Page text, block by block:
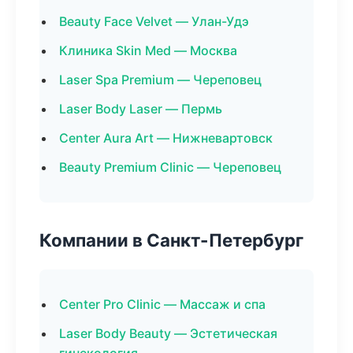
Beauty Face Velvet — Улан-Удэ
Клиника Skin Med — Москва
Laser Spa Premium — Череповец
Laser Body Laser — Пермь
Center Aura Art — Нижневартовск
Beauty Premium Clinic — Череповец
Компании в Санкт-Петербург
Center Pro Clinic — Массаж и спа
Laser Body Beauty — Эстетическая